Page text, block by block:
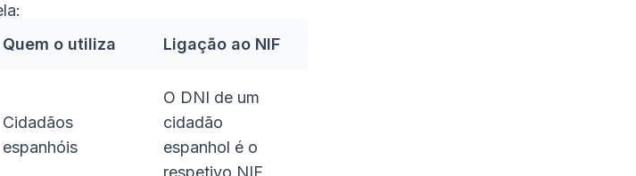
Quem o utiliza Ligação ao NIF
Cidadãos
espanhóis
O DNI de um
cidadão
espanhol é o